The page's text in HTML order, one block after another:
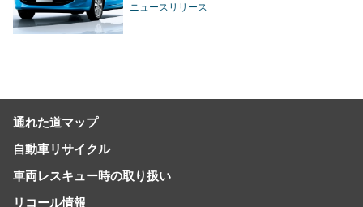
ニュースリリース
通れた道マップ
自動車リサイクル
車両レスキュー時の取り扱い
リコール情報